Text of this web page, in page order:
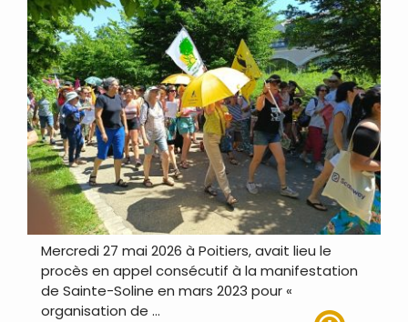
Mercredi 27 mai 2026 à Poitiers, avait lieu le
procès en appel consécutif à la manifestation
de Sainte-Soline en mars 2023 pour «
organisation de …